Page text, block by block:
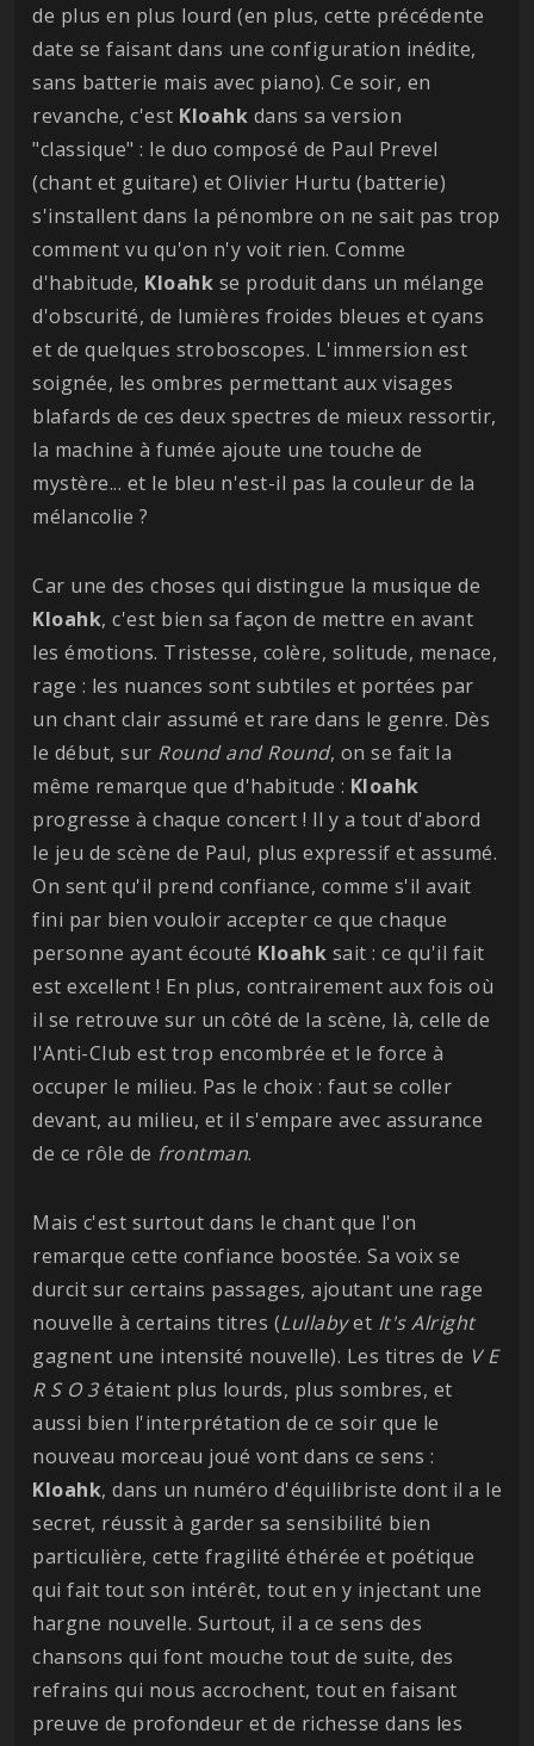
de plus en plus lourd (en plus, cette précédente
date se faisant dans une configuration inédite,
sans batterie mais avec piano). Ce soir, en
revanche, c'est Kloahk dans sa version
"classique" : le duo composé de Paul Prevel
(chant et guitare) et Olivier Hurtu (batterie)
s'installent dans la pénombre on ne sait pas trop
comment vu qu'on n'y voit rien. Comme
d'habitude, Kloahk se produit dans un mélange
d'obscurité, de lumières froides bleues et cyans
et de quelques stroboscopes. L'immersion est
soignée, les ombres permettant aux visages
blafards de ces deux spectres de mieux ressortir,
la machine à fumée ajoute une touche de
mystère... et le bleu n'est-il pas la couleur de la
mélancolie ?
Car une des choses qui distingue la musique de
Kloahk, c'est bien sa façon de mettre en avant
les émotions. Tristesse, colère, solitude, menace,
rage : les nuances sont subtiles et portées par
un chant clair assumé et rare dans le genre. Dès
le début, sur Round and Round, on se fait la
même remarque que d'habitude : Kloahk
progresse à chaque concert ! Il y a tout d'abord
le jeu de scène de Paul, plus expressif et assumé.
On sent qu'il prend confiance, comme s'il avait
fini par bien vouloir accepter ce que chaque
personne ayant écouté Kloahk sait : ce qu'il fait
est excellent ! En plus, contrairement aux fois où
il se retrouve sur un côté de la scène, là, celle de
l'Anti-Club est trop encombrée et le force à
occuper le milieu. Pas le choix : faut se coller
devant, au milieu, et il s'empare avec assurance
de ce rôle de frontman.
Mais c'est surtout dans le chant que l'on
remarque cette confiance boostée. Sa voix se
durcit sur certains passages, ajoutant une rage
nouvelle à certains titres (Lullabyet It's Alright
gagnent une intensité nouvelle). Les titres de V E
R S O 3étaient plus lourds, plus sombres, et
aussi bien l'interprétation de ce soir que le
nouveau morceau joué vont dans ce sens :
Kloahk, dans un numéro d'équilibriste dont il a le
secret, réussit à garder sa sensibilité bien
particulière, cette fragilité éthérée et poétique
qui fait tout son intérêt, tout en y injectant une
hargne nouvelle. Surtout, il a ce sens des
chansons qui font mouche tout de suite, des
refrains qui nous accrochent, tout en faisant
preuve de profondeur et de richesse dans les